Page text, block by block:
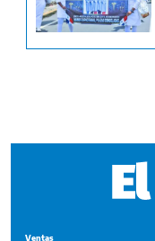
Suplementos